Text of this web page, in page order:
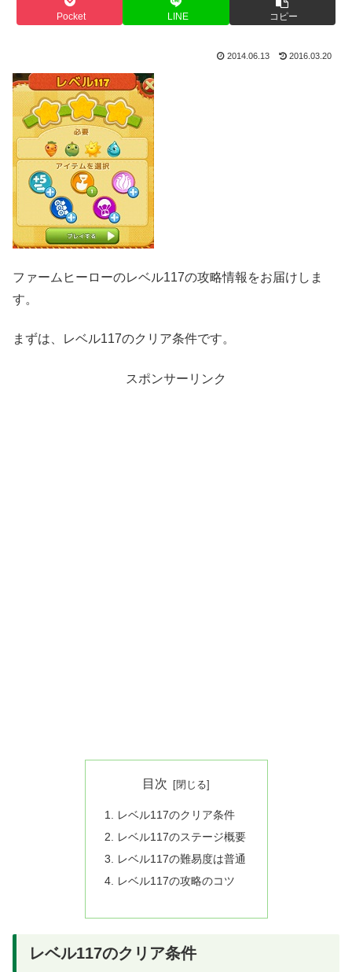
Pocket LINE コピー
2014.06.13 2016.03.20
ファームヒーローのレベル117の攻略情報をお届けしま
す。
まずは、レベル117のクリア条件です。
スポンサーリンク
目次
レベル117のクリア条件
レベル117のステージ概要
レベル117の難易度は普通
レベル117の攻略のコツ
レベル117のクリア条件